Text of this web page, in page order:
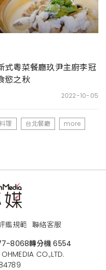
式粵菜餐廳玖尹主廚李冠
慾之秋
2022-10-05
理 台北餐廳 more
鑑規範 聯絡客服
8068轉分機 6554
CO.,LTD.